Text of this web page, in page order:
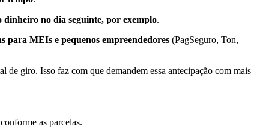
no dia seguinte, por exemplo.
para MEIs e pequenos empreendedores (PagSeguro, Ton,
de giro. Isso faz com que demandem essa antecipação com mais
as parcelas.